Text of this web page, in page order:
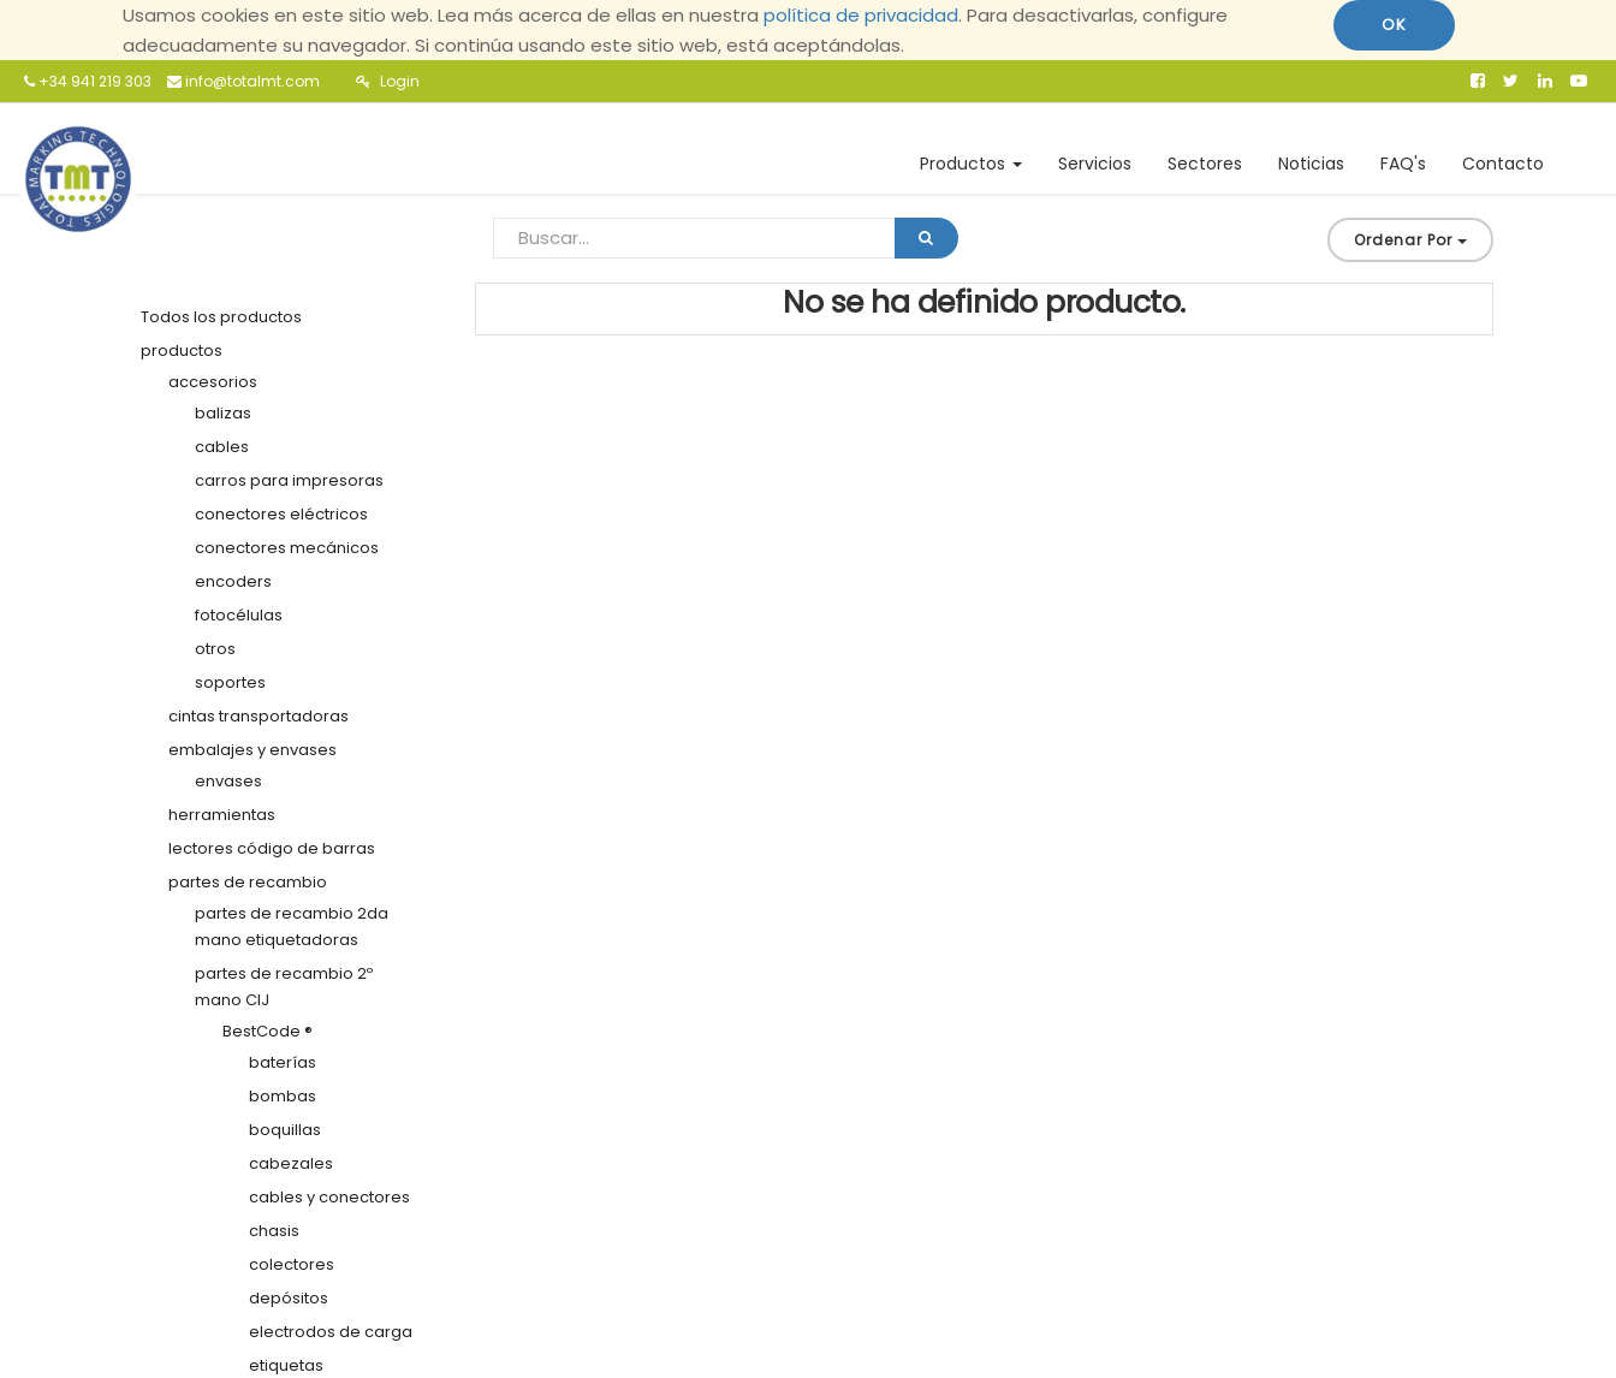
Usamos cookies en este sitio web. Lea más acerca de ellas en nuestra política de privacidad. Para desactivarlas, configure
adecuadamente su navegador. Si continúa usando este sitio web, está aceptándolas.
OK
+34 941 219 303 info@totalmt.com Login
Productos Servicios Sectores Noticias FAQ's Contacto
Ordenar Por
Todos los productos
productos
accesorios
balizas
cables
carros para impresoras
conectores eléctricos
conectores mecánicos
encoders
fotocélulas
otros
soportes
cintas transportadoras
embalajes y envases
envases
herramientas
lectores código de barras
partes de recambio
partes de recambio 2da
mano etiquetadoras
partes de recambio 2º
mano CIJ
BestCode ®
baterías
bombas
boquillas
cabezales
cables y conectores
chasis
colectores
depósitos
electrodos de carga
etiquetas
No se ha definido producto.